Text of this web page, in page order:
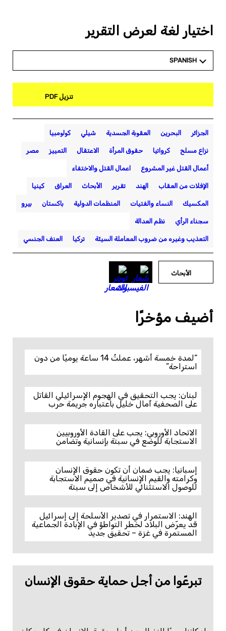
اختيار لغة لعرض التقرير
SPANISH
تنزيل PDF
الجزائر البحرين العقوبة الجسدية شيلي كولومبيا
نزاع مسلح كرواتيا حقوق المرأة الاعتقال التمييز مصر
أعمال القتل غير المشروع اعمال القتل والاختفاء
الإفلات من العقاب الهند تقرير الأبحاث العراق كينيا
المكسيك النساء والفتيات المنظمات الدولية باكستان بيرو
سجناء الرأي نظم العدالة
التعذيب وغيره من ضروب المعاملة السيئة تركيا العنف الجنسي
الأبحاث
أضيف مؤخرًا
“لمدة خمسة أشهر، عملتُ 14 ساعة يوميًا من دون
استراحة”
لبنان: يجب التحقيق في الهجوم الإسرائيلي القاتل
على الصحفية آمال خليل باعتباره جريمة حرب
الاتحاد الأوروبي: يجب على القادة الأوروبيين
الاستجابة للوضع في سبتة بإنسانية وتضامن
إسبانيا: يجب ضمان أن تكون حقوق الإنسان
وكرامته والقيم الإنسانية في صميم الاستجابة
للوصول الاستثنائي للأشخاص إلى سبتة
الهند: الاستمرار في تصدير الأسلحة إلى إسرائيل
قد يعرّض البلاد لخطر التواطؤ في الإبادة الجماعية
المستمرة في غزة – تحقيق جديد
تبرعّوا من أجل حماية حقوق الإنسان